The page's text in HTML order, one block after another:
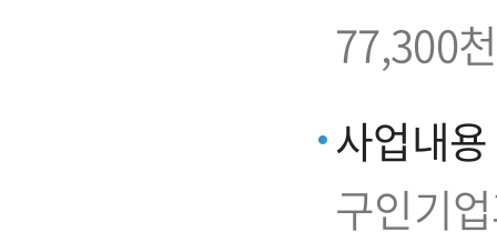
77,300
사업내용
구인기